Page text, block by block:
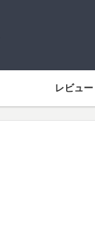
レビュー